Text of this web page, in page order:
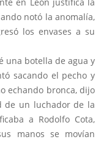
notó la anomalía,
los envases a su
una botella de agua y
sacando el pecho y
echando bronca, dijo
de un luchador de la
a Rodolfo Cota,
manos se movían